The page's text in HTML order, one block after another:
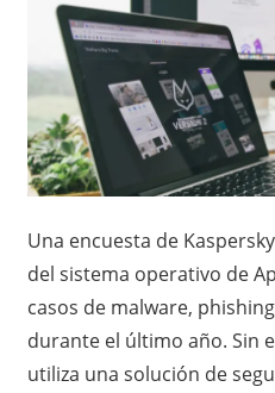
Una encuesta de
del sistema operativo de
casos de malware,
durante el último año. Sin
utiliza una solución de